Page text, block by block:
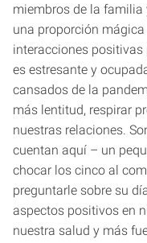
miembros de la familia
una proporción
interacciones
es estresante y
cansados ​​de la
más lentitud, respirar
nuestras relaciones.
cuentan aquí – un
chocar los cinco al
preguntarle sobre su
aspectos positivos en
nuestra salud y más